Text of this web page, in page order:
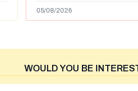
05/08/2026
WOULD YOU BE